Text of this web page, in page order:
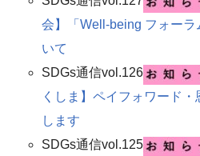
会】「Well-being フォー
いて
SDGs通信vol.126
くしま】ペイフォワード
します​
SDGs通信vol.125